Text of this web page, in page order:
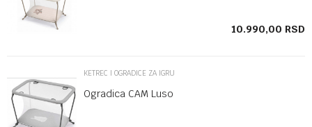
10.990,00 RSD
KETREC I OGRADICE ZA IGRU
Ogradica CAM Luso